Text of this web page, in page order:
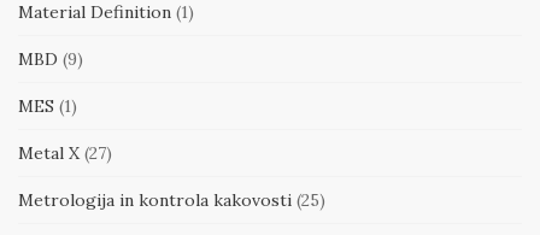
Material Definition (1)
MBD (9)
MES (1)
Metal X (27)
Metrologija in kontrola kakovosti (25)